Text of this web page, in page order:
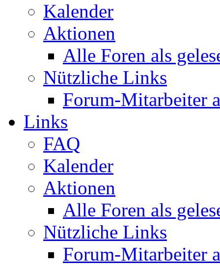
Kalender
Aktionen
Alle Foren als
Nützliche Links
Forum-Mitarbeiter
Links
FAQ
Kalender
Aktionen
Alle Foren als
Nützliche Links
Forum-Mitarbeiter